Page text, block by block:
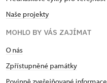
Naše projekty
MOHLO BY VÁS ZAJÍMAT
O nás
Zpřístupněné památky
Povinně zveřejňované informace